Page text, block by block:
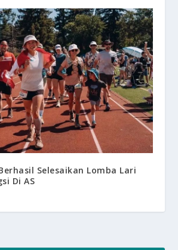
Selesaikan Lomba Lari
Di AS